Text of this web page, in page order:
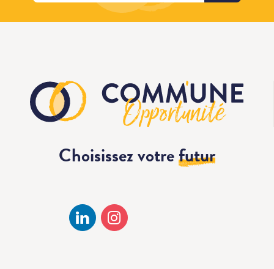
Choisissez votrefutur